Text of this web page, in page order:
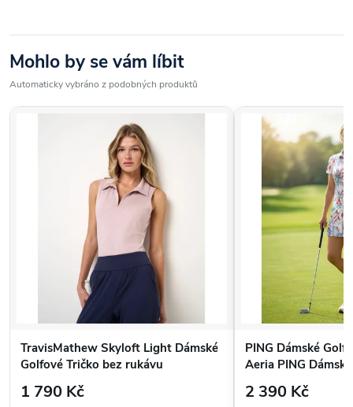
Mohlo by se vám líbit
Automaticky vybráno z podobných produktů
TravisMathew Skyloft Light Dámské
Golfové Tričko bez rukávu
1 790 Kč
PING Dámské
Aeria PING
Tričko Aeria |
2 390 Kč